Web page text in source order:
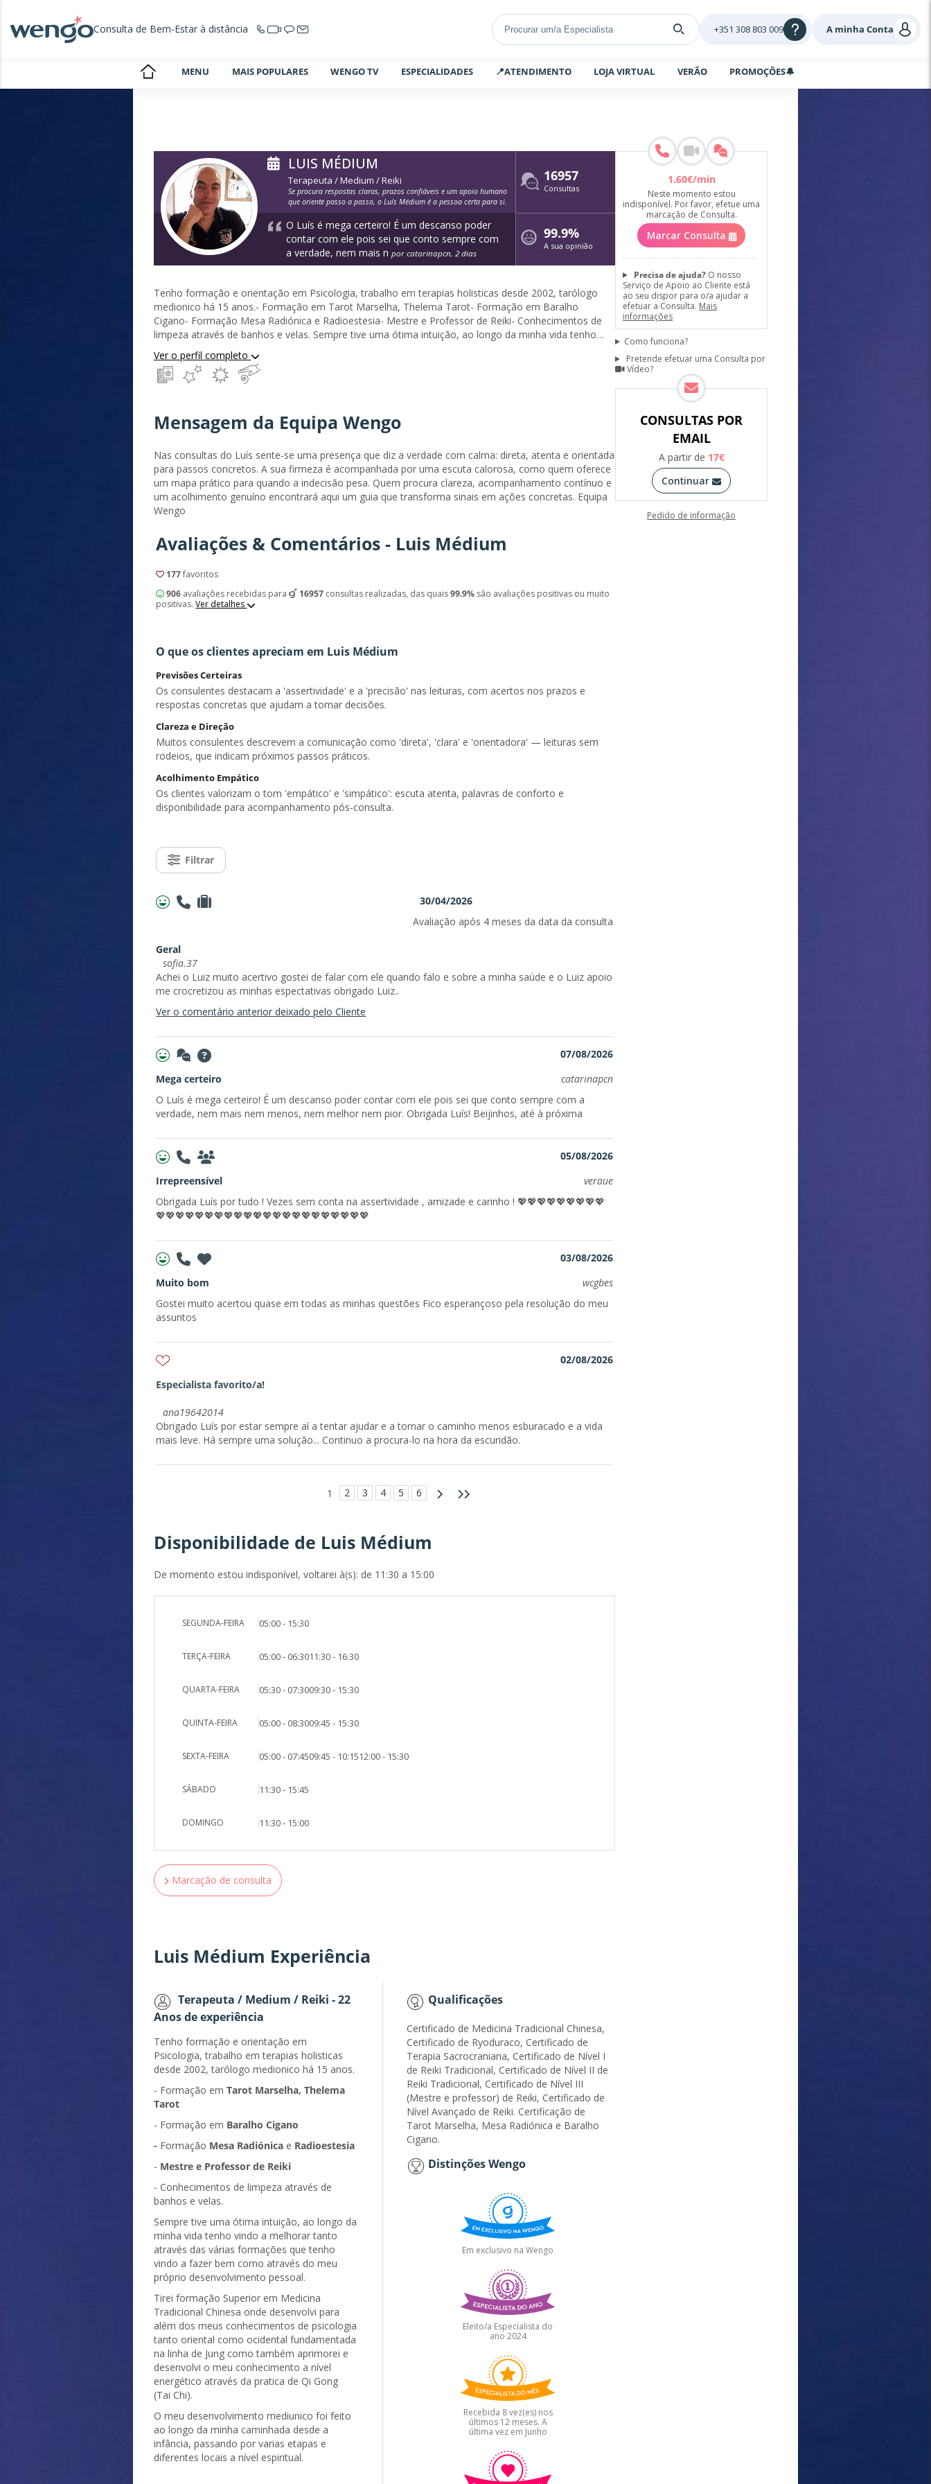
Consulta de Bem-Estar à distância A minha Conta
+351 308 803 009
MENU MAIS POPULARES WENGO TV ESPECIALIDADES 📍ATENDIMENTO LOJA VIRTUAL VERÃO PROMOÇÕES🔔
LUIS MÉDIUM
Terapeuta / Medium / Reiki
Se procura respostas claras, prazos confiáveis e um apoio humano
que oriente passo a passo, o Luís Médium é a pessoa certa para si.
16957
Consultas
O Luís é mega certeiro! É um descanso poder
contar com ele pois sei que conto sempre com
a verdade, nem mais n por catarinapcn, 2 dias
99.9%
A sua opinião
Tenho formação e orientação em Psicologia, trabalho em terapias holisticas desde 2002, tarólogo
medionico há 15 anos.- Formação em Tarot Marselha, Thelema Tarot- Formação em Baralho
Cigano- Formação Mesa Radiónica e Radioestesia- Mestre e Professor de Reiki- Conhecimentos de
limpeza através de banhos e velas. Sempre tive uma ótima intuição, ao longo da minha vida tenho
vindo a melhorar tanto através das várias formações que tenho vindo a fazer bem como através do
meu próprio desenvolvimento pessoal. Tirei formação Superior em Medicina Tradicional Chinesa
onde desenvolvi para além dos meus conhecimentos de psicologia tanto oriental como ocidental
Ver o perfil completo
Mensagem da Equipa Wengo
Nas consultas do Luís sente-se uma presença que diz a verdade com calma: direta, atenta e orientada
para passos concretos. A sua firmeza é acompanhada por uma escuta calorosa, como quem oferece
um mapa prático para quando a indecisão pesa. Quem procura clareza, acompanhamento contínuo e
um acolhimento genuíno encontrará aqui um guia que transforma sinais em ações concretas. Equipa
Wengo
Avaliações & Comentários - Luis Médium
177favoritos
906 avaliações recebidas para 16957 consultas realizadas, das quais99.9% são avaliações positivas ou muito
positivas.Ver detalhes
O que os clientes apreciam em Luis Médium
Previsões Certeiras
Os consulentes destacam a 'assertividade' e a 'precisão' nas leituras, com acertos nos prazos e
respostas concretas que ajudam a tomar decisões.
Clareza e Direção
Muitos consulentes descrevem a comunicação como 'direta', 'clara' e 'orientadora' — leituras sem
rodeios, que indicam próximos passos práticos.
Acolhimento Empático
Os clientes valorizam o tom 'empático' e 'simpático': escuta atenta, palavras de conforto e
disponibilidade para acompanhamento pós-consulta.
Filtrar
30/04/2026
Avaliação após 4 meses da data da consulta
Geral
sofia.37
Achei o Luiz muito acertivo gostei de falar com ele quando falo e sobre a minha saúde e o Luiz apoio
me crocretizou as minhas espectativas obrigado Luiz..
Ver o comentário anterior deixado pelo Cliente
07/08/2026
Mega certeiro
catarinapcn
O Luís é mega certeiro! É um descanso poder contar com ele pois sei que conto sempre com a
verdade, nem mais nem menos, nem melhor nem pior. Obrigada Luís! Beijinhos, até à próxima
05/08/2026
Irrepreensível
veraue
Obrigada Luís por tudo ! Vezes sem conta na assertividade , amizade e carinho ! 💖💖💖💖💖💖💖💖💖
💖💖💖💖💖💖💖💖💖💖💖💖💖💖💖💖💖💖💖💖💖💖
03/08/2026
Muito bom
wcgbes
Gostei muito acertou quase em todas as minhas questões Fico esperançoso pela resolução do meu
assuntos
Especialista favorito/a!
02/08/2026
ana19642014
Obrigado Luís por estar sempre aí a tentar ajudar e a tornar o caminho menos esburacado e a vida
mais leve. Há sempre uma solução... Continuo a procura-lo na hora da escuridão.
1 2 3 4 5 6
Disponibilidade de Luis Médium
De momento estou indisponível, voltarei à(s): de 11:30 a 15:00
SEGUNDA-FEIRA 05:00 - 15:30
TERÇA-FEIRA 05:00 - 06:3011:30 - 16:30
QUARTA-FEIRA 05:30 - 07:3009:30 - 15:30
QUINTA-FEIRA 05:00 - 08:3009:45 - 15:30
SEXTA-FEIRA 05:00 - 07:4509:45 - 10:1512:00 - 15:30
SÁBADO 11:30 - 15:45
DOMINGO 11:30 - 15:00
Marcação de consulta
Luis Médium Experiência
Terapeuta / Medium / Reiki - 22
Anos de experiência
Tenho formação e orientação em
Psicologia, trabalho em terapias holisticas
desde 2002, tarólogo medionico há 15 anos.
- Formação em Tarot Marselha, Thelema
Tarot
- Formação em Baralho Cigano
- Formação Mesa Radiónica e Radioestesia
- Mestre e Professor de Reiki
- Conhecimentos de limpeza através de
banhos e velas.
Sempre tive uma ótima intuição, ao longo da
minha vida tenho vindo a melhorar tanto
através das várias formações que tenho
vindo a fazer bem como através do meu
próprio desenvolvimento pessoal.
Tirei formação Superior em Medicina
Tradicional Chinesa onde desenvolvi para
além dos meus conhecimentos de psicologia
tanto oriental como ocidental fundamentada
na linha de Jung como também aprimorei e
desenvolvi o meu conhecimento a nível
energético através da pratica de Qi Gong
(Tai Chi).
O meu desenvolvimento mediunico foi feito
ao longo da minha caminhada desde a
infância, passando por varias etapas e
diferentes locais a nível espiritual.
Qualificações
Certificado de Medicina Tradicional Chinesa,
Certificado de Ryoduraco, Certificado de
Terapia Sacrocraniana, Certificado de Nível I
de Reiki Tradicional, Certificado de Nível II de
Reiki Tradicional, Certificado de Nível III
(Mestre e professor) de Reiki, Certificado de
Nível Avançado de Reiki. Certificação de
Tarot Marselha, Mesa Radiónica e Baralho
Cigano.
Distinções Wengo
Em exclusivo na Wengo
Eleito/a Especialista do
ano 2024
Recebida 8 vez(es) nos
últimos 12 meses. A
última vez em Junho
1.60€/min
Neste momento estou
indisponível. Por favor, efetue uma
marcação de Consulta.
Marcar Consulta
Precisa de ajuda?O nosso
Serviço de Apoio ao Cliente está
ao seu dispor para o/a ajudar a
efetuar a Consulta. Mais
informações
Como funciona?
Pretende efetuar uma Consulta por
Vídeo?
CONSULTAS POR
EMAIL
A partir de 17€
Continuar
Pedido de informação